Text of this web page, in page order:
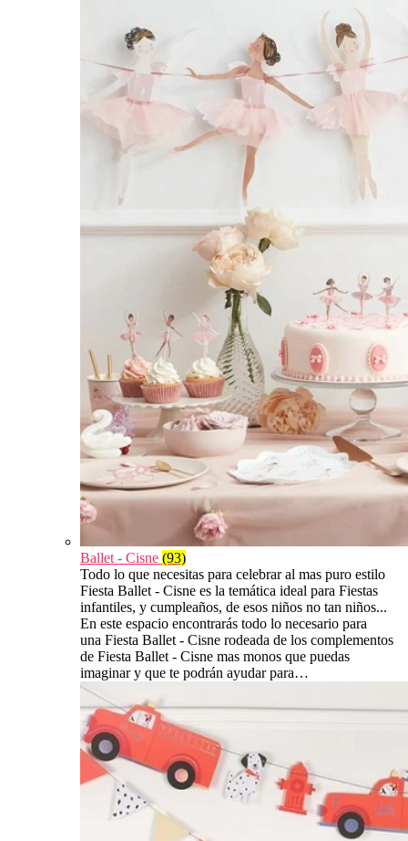
Ballet - Cisne (93)
Todo lo que necesitas para celebrar al mas puro estilo
Fiesta Ballet - Cisne es la temática ideal para Fiestas
infantiles, y cumpleaños, de esos niños no tan niños...
En este espacio encontrarás todo lo necesario para
una Fiesta Ballet - Cisne rodeada de los complementos
de Fiesta Ballet - Cisne mas monos que puedas
imaginar y que te podrán ayudar para…